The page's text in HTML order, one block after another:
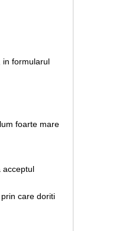
in formularul
foarte mare
acceptul
care doriti